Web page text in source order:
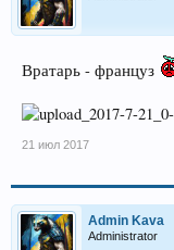
Вратарь - француз
21 июл 2017
Admin Kava
Administrator